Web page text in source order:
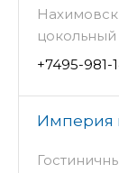
+7495-981-
Империя